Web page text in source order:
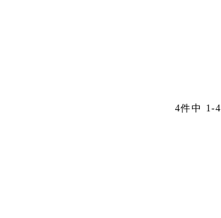
4件中 1-4